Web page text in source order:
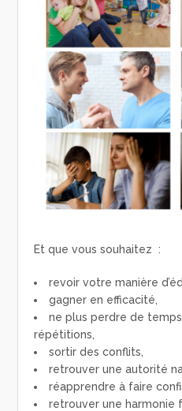
Et que vous souhaitez :
revoir votre manière
gagner en efficacité,
ne plus perdre de temps
répétitions,
sortir des conflits,
retrouver une autorité
réapprendre à faire
retrouver une harmonie